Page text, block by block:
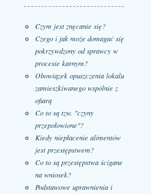
Czym jest znęcanie się?
Czego i jak może domagać się
pokrzywdzony od sprawcy w
procesie karnym?
Obowiązek opuszczenia lokalu
zamieszkiwanego wspólnie z
ofiarą
Co to są tzw. "czyny
przepołowione"?
Kiedy niepłacenie alimentów
jest przestępstwem?
Co to są przestępstwa ścigane
na wniosek?
Podstawowe uprawnienia i